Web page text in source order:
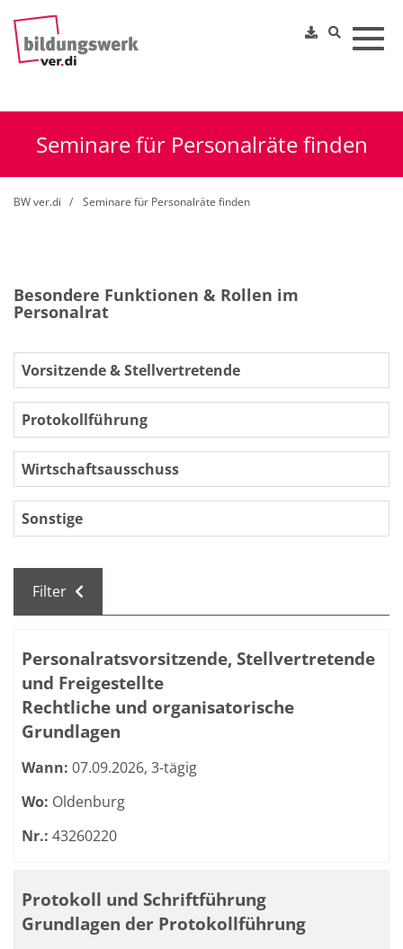
Seminare für Personalräte finden
BW ver.di Seminare für Personalräte finden
Besondere Funktionen & Rollen im
Personalrat
Vorsitzende & Stellvertretende
Protokollführung
Wirtschaftsausschuss
Sonstige
Filter
Personalratsvorsitzende, Stellvertretende
und Freigestellte
Rechtliche und organisatorische
Grundlagen
Wann: 07.09.2026, 3-tägig
Wo: Oldenburg
Nr.: 43260220
Protokoll und Schriftführung
Grundlagen der Protokollführung